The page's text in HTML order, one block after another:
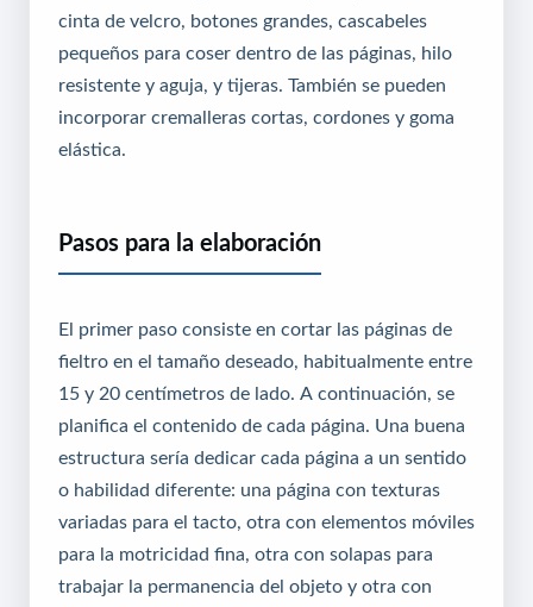
cinta de velcro, botones grandes, cascabeles
pequeños para coser dentro de las páginas, hilo
resistente y aguja, y tijeras. También se pueden
incorporar cremalleras cortas, cordones y goma
elástica.
Pasos para la elaboración
El primer paso consiste en cortar las páginas de
fieltro en el tamaño deseado, habitualmente entre
15 y 20 centímetros de lado. A continuación, se
planifica el contenido de cada página. Una buena
estructura sería dedicar cada página a un sentido
o habilidad diferente: una página con texturas
variadas para el tacto, otra con elementos móviles
para la motricidad fina, otra con solapas para
trabajar la permanencia del objeto y otra con